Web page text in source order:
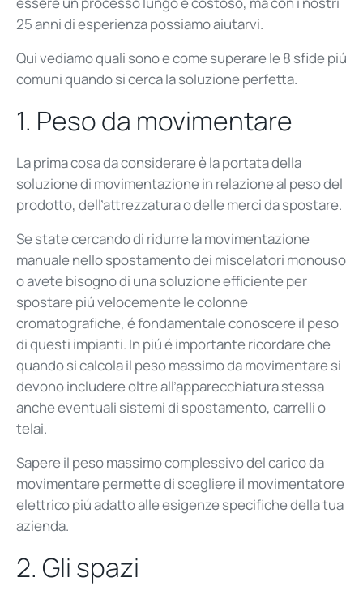
25 anni di esperienza possiamo aiutarvi.
Qui vediamo quali sono e come superare le 8 sfide piú
comuni quando si cerca la soluzione perfetta.
1. Peso da movimentare
La prima cosa da considerareè laportata della
soluzione di movimentazione in relazione al peso del
prodotto, dell’attrezzatura o delle merci da spostare.
Se state cercando di ridurre la movimentazione
manuale nello spostamento dei miscelatori monouso
o avete bisogno di una soluzione efficiente per
spostare piú velocemente le colonne
cromatografiche, éfondamentale conoscere il peso
di questi impianti. In piúéimportante ricordare che
quando si calcola il peso massimo da movimentare si
devono includere oltre all’apparecchiatura stessa
anche eventuali sistemi di spostamento, carrelli o
telai.
Sapere il peso massimo complessivo del carico da
movimentare permette di scegliere il movimentatore
elettrico piú adatto alle esigenze specifiche della tua
azienda.
2. Gli spazi